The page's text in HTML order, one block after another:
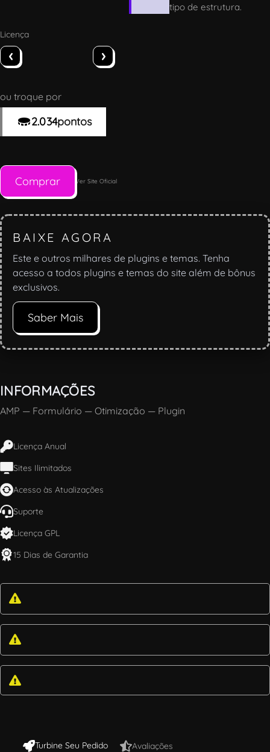
tipo de estrutura.
Licença
‹ ›
ou troque por
2.034pontos
Comprar Ver Site Oficial
BAIXE AGORA
Este e outros milhares de plugins e temas. Tenha
acesso a todos plugins e temas do site além de bônus
exclusivos.
Saber Mais
INFORMAÇÕES
AMP — Formulário — Otimização — Plugin
Licença Anual
Sites Ilimitados
Acesso às Atualizações
Suporte
Licença GPL
15 Dias de Garantia
Turbine Seu Pedido Avaliações